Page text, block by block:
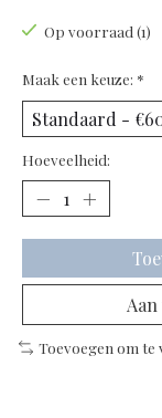
Op voorraad (1)
Maak een keuze: *
Hoeveelheid:
Toevoegen om